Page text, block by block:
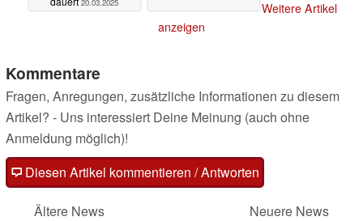
20.03.2025
Weitere Artikel
anzeigen
Kommentare
Fragen, Anregungen, zusätzliche Informationen zu diesem
Artikel? - Uns interessiert Deine Meinung (auch ohne
Anmeldung möglich)!
Diesen Artikel kommentieren / Antworten
Ältere News
Neuere News